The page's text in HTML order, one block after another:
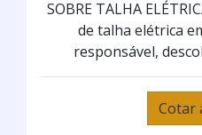
SOBRE TALHA
de talha elétrica
responsável,
Cotar